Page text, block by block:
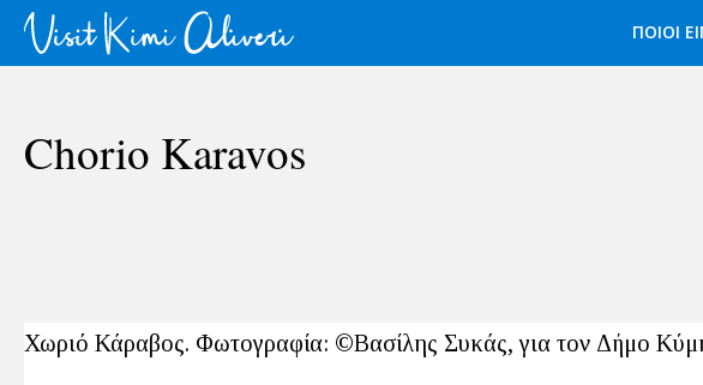
ΠΟΙΟΙ
Chorio Karavos
Χωριό Κάραβος. Φωτογραφία: ©Βασίλης Συκάς, για τον Δήμο